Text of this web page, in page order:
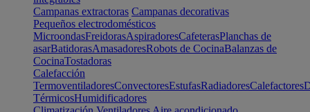
Campanas extractoras Campanas decorativas
Pequeños electrodomésticos
MicroondasFreidorasAspiradoresCafeterasPlanchas de
asarBatidorasAmasadoresRobots de CocinaBalanzas de
CocinaTostadoras
Calefacción
TermoventiladoresConvectoresEstufasRadiadoresCalefactores
TérmicosHumidificadores